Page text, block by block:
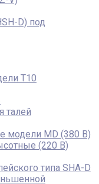
D) под
T10
талей
модели MD (380 В)
(220 В)
типа SHA-D